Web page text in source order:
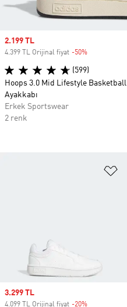
Sale price
3.299 TL
4.099 TL Orijinal fiyat -20%
Sale price
2.199 TL
4.399 TL Orijinal fiyat -50%
(599)
Hoops 3.0 Mid Lifestyle
Ayakkabı
Erkek Sportswear
2 renk